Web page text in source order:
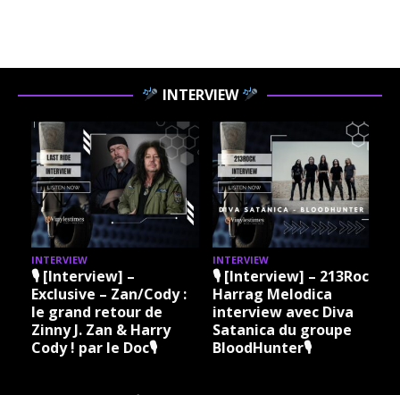
INTERVIEW
INTERVIEW
🎙 [Interview] –
Exclusive – Zan/Cody :
le grand retour de
Zinny J. Zan & Harry
Cody ! par le Doc🎙
INTERVIEW
🎙 [Interview] – 213Rock
Harrag Melodica
interview avec Diva
Satanica du groupe
BloodHunter🎙